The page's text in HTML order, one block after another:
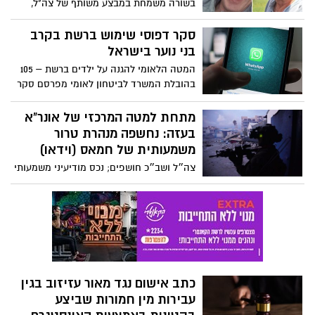
הדרמטי והמפגש עם לוחמי השייטת במסוק
בשורה משמחת במבצע משותף של צה"ל,
שב"כ ומשטרת ישראל (ימ"מ) ברפיח, חולצו
הלילה שני חטופים ישראלים, לאחר 129 יום
נחטפו על ידי חמאס לרצועת עזה יחד מקיבוץ
סקר דפוסי שימוש ברשת בקרב
בני נוער בישראל
המטה הלאומי להגנה על ילדים ברשת – 105
בהובלת המשרד לביטחון לאומי מפרסם סקר
דפוסי שימוש ברשת בקרב בני נוער בישראל:
האפליקציות המועדפות על בני הנוער הן
וואטסאפ, אינסטגרם וטיקטוק
מתחת למטה המרכזי של אונר"א
בעזה: נחשפה מנהרת טרור
משמעותית של חמאס (וידאו)
צה״ל ושב״כ חושפים; נכס מודיעיני משמעותי
של ארגון הטרור חמאס מתחת לקרקע ואמצעי
לחימה במשרדים - כך נראה המטה המרכזי
של אונר"א ברצועת עזה
כתב אישום נגד מאור עזיזוב בגין
עבירות מין חמורות שביצע